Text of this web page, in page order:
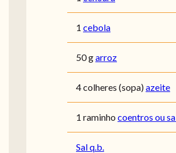
1 cebola
50 garroz
4 colheres (sopa)azeite
1 raminho coentros ou
Sal q.b.